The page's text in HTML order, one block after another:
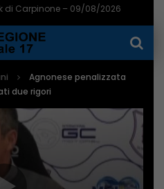
di Carpinone – 09/08/2026
Agnonese penalizzata
due rigori